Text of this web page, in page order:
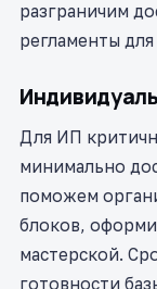
разграничим
регламенты
Для ИП
минимально
поможем
блоков,
мастерской.
готовности